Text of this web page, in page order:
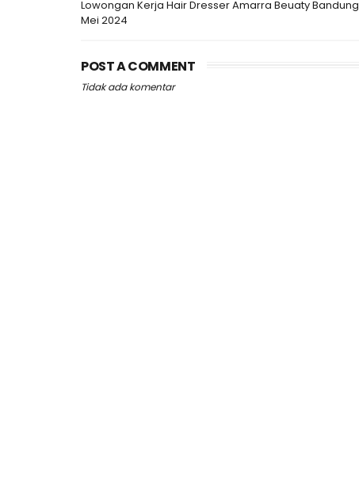
Lowongan Kerja Hair Dresser Amarra Beuaty Bandung
Mei 2024
POST A COMMENT
Tidak ada komentar